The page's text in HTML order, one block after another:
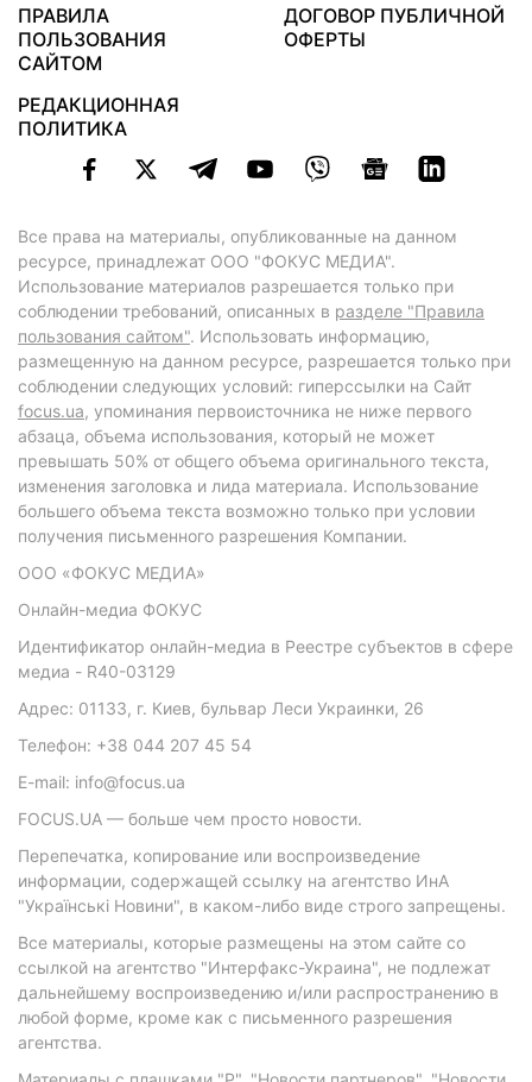
ПРАВИЛА
ПОЛЬЗОВАНИЯ
САЙТОМ
ДОГОВОР ПУБЛИЧНОЙ
ОФЕРТЫ
РЕДАКЦИОННАЯ
ПОЛИТИКА
Все права на материалы, опубликованные на данном
ресурсе, принадлежат ООО "ФОКУС МЕДИА".
Использование материалов разрешается только при
соблюдении требований, описанных в разделе "Правила
пользования сайтом". Использовать информацию,
размещенную на данном ресурсе, разрешается только при
соблюдении следующих условий: гиперссылки на Сайт
focus.ua, упоминания первоисточника не ниже первого
абзаца, объема использования, который не может
превышать 50% от общего объема оригинального текста,
изменения заголовка и лида материала. Использование
большего объема текста возможно только при условии
получения письменного разрешения Компании.
ООО «ФОКУС МЕДИА»
Онлайн-медиа ФОКУС
Идентификатор онлайн-медиа в Реестре субъектов в сфере
медиа - R40-03129
Адрес: 01133, г. Киев, бульвар Леси Украинки, 26
Телефон: +38 044 207 45 54
E-mail: info@focus.ua
FOCUS.UA — больше чем просто новости.
Перепечатка, копирование или воспроизведение
информации, содержащей ссылку на агентство ИнА
"Українські Новини", в каком-либо виде строго запрещены.
Все материалы, которые размещены на этом сайте со
ссылкой на агентство "Интерфакс-Украина", не подлежат
дальнейшему воспроизведению и/или распространению в
любой форме, кроме как с письменного разрешения
агентства.